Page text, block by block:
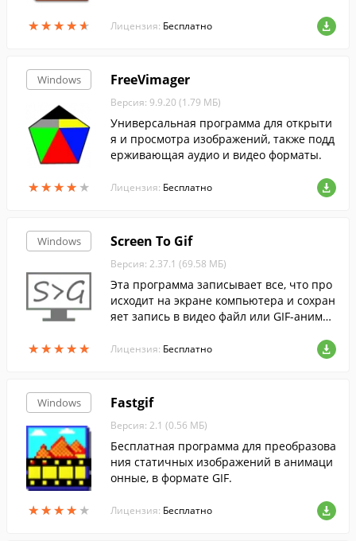
★★★★★
★★★★★
бласти представления информации и вз
Лицензия: Бесплатно
Windows
★★★★ ★
★★★★ ★
FreeVimager
Версия: 9.9.20 (1.79 МБ)
Универсальная программа для открыти
я и просмотра изображений, также подд
ерживающая аудио и видео форматы.
Лицензия: Бесплатно
Windows
★★★★★
★★★★★
Screen To Gif
Версия: 2.37.1 (69.58 МБ)
Эта программа записывает все, что про
исходит на экране компьютера и сохран
яет запись в видео файл или GIF-анимац
мерой.
Лицензия: Бесплатно
Windows
★★★★ ★
★★★★ ★
Fastgif
Версия: 2.1 (0.56 МБ)
Бесплатная программа для преобразова
ния статичных изображений в анимаци
онные, в формате GIF.
Лицензия: Бесплатно